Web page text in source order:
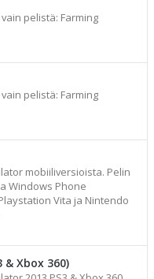
pelistä: Farming
pelistä: Farming
mobiiliversioista. Pelin
Windows Phone
Vita ja Nintendo
& Xbox 360)